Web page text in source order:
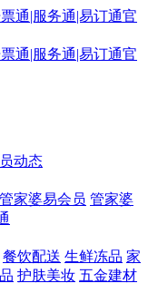
动态
管家婆易会员 管家婆
餐饮配送 生鲜冻品 家
护肤美妆 五金建材